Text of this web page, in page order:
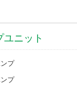
ユニット
プ
プ